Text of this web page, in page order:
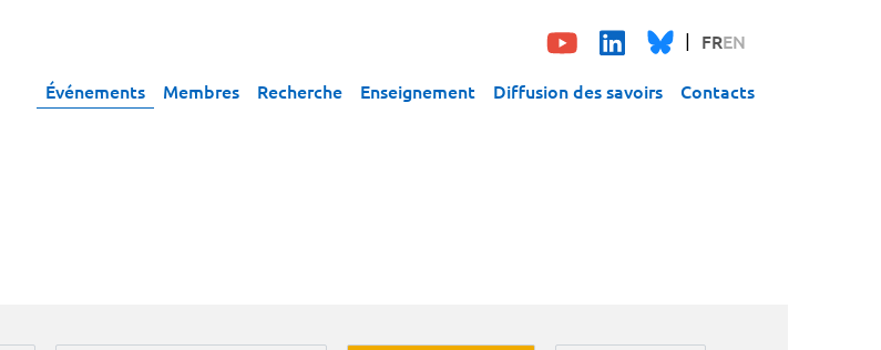
FREN
Événements Membres Recherche Enseignement Diffusion des savoirs Contacts